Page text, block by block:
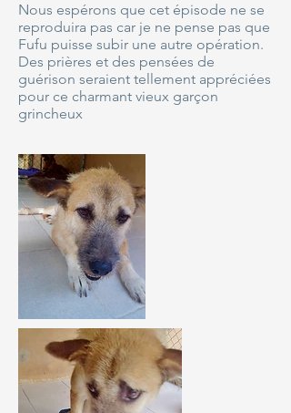
Nous espérons que cet épisode ne se
reproduira pas car je ne pense pas que
Fufu puisse subir une autre opération.
Des prières et des pensées de
guérison seraient tellement appréciées
pour ce charmant vieux garçon
grincheux